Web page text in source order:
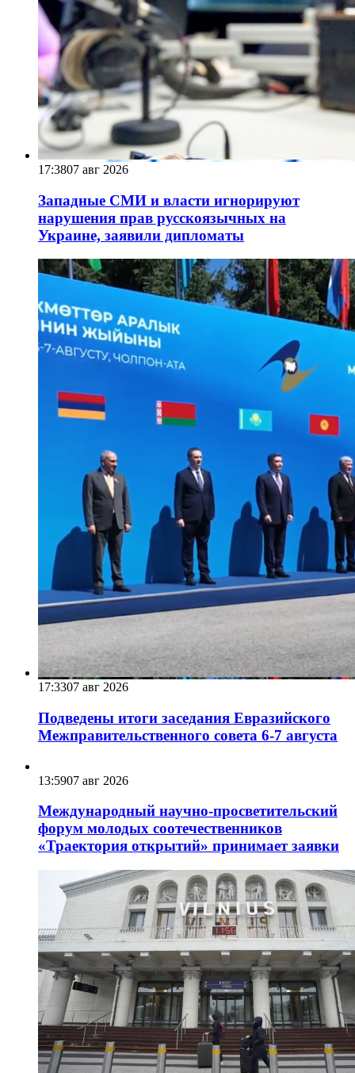
17:3807 авг 2026
Западные СМИ и власти игнорируют
нарушения прав русскоязычных на
Украине, заявили дипломаты
17:3307 авг 2026
Подведены итоги заседания Евразийского
Межправительственного совета 6-7 августа
13:5907 авг 2026
Международный научно-просветительский
форум молодых соотечественников
«Траектория открытий» принимает заявки